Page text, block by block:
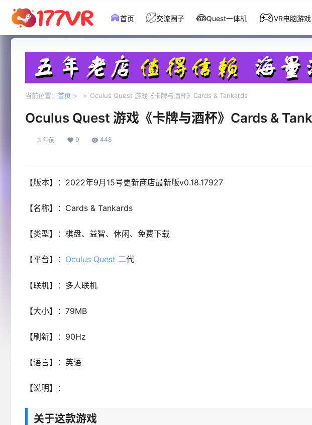
首页 交流圈子 Quest一体机 VR电脑游戏
当前位置： 首页 > > Oculus Quest 游戏《卡牌与酒杯》Cards & Tankards
Oculus Quest 游戏《卡牌与酒杯》Cards &
3 年前 0 448
【版本】：2022年9月15号更新商店最新版v0.18.17927
【名称】：Cards & Tankards
【类型】：棋盘、益智、休闲、免费下载
【平台】： Oculus Quest 二代
【联机】：多人联机
【大小】：79MB
【刷新】：90Hz
【语言】：英语
【说明】：
关于这款游戏